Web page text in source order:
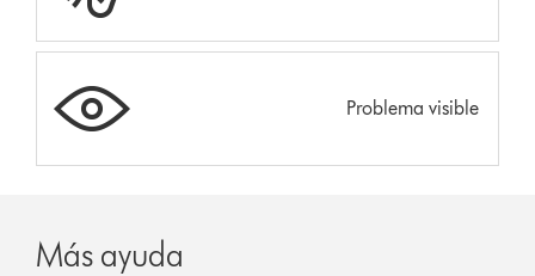
Problema visible
Más ayuda